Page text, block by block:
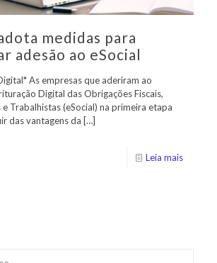
medidas para
adesão ao eSocial
As empresas que aderiram ao
Digital das Obrigações Fiscais,
Trabalhistas (eSocial) na primeira etapa
das vantagens da […]
Leia mais